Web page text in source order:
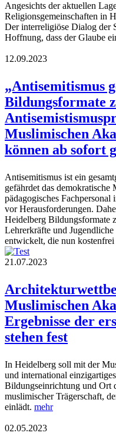
Angesichts der aktuellen
Religionsgemeinschaften in
Der interreligiöse Dialog der
Hoffnung, dass der Glaube
12.09.2023
„Antisemitismus
Bildungsformate
Muslimischen
können ab sofort
Antisemitismus ist ein
gefährdet das demokratische
pädagogisches
vor Herausforderungen.
Heidelberg Bildungsformate
Lehrerkräfte und
entwickelt, die nun
21.07.2023
Muslimischen
Ergebnisse der
stehen fest
In Heidelberg soll mit der
und international
Bildungseinrichtung und Ort
muslimischer Trägerschaft,
einlädt. mehr
02.05.2023